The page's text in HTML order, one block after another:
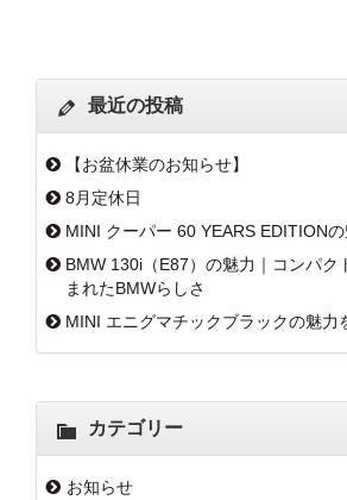
最近の投稿
【お盆休業のお知らせ】
8月定休日
MINI クーパー 60 YEARS EDITIONの
BMW 130i（E87）の魅力｜コンパク
まれたBMWらしさ
MINI エニグマチックブラックの魅力
カテゴリー
お知らせ